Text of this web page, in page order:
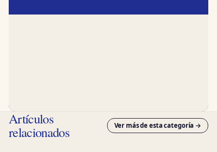
Artículos
relacionados Ver más de esta categoría →